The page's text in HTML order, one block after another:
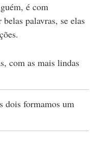
é com
palavras, se elas
com as mais lindas
dois formamos um